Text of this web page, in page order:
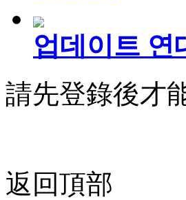
업데이트 연
請先登錄後才
返回頂部